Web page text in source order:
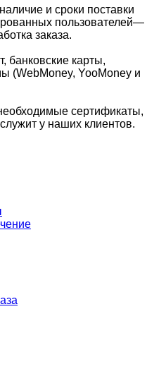
и сроки поставки
пользователей—
заказа.
банковские карты,
(WebMoney, YooMoney и
сертификаты,
у наших клиентов.